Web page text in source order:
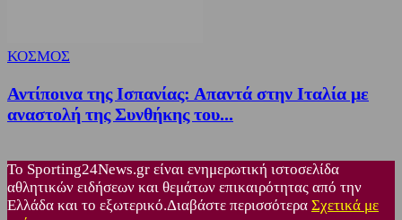
ΚΟΣΜΟΣ
Αντίποινα της Ισπανίας: Απαντά στην Ιταλία με
αναστολή της Συνθήκης του...
Το Sporting24News.gr είναι ενημερωτική ιστοσελίδα
αθλητικών ειδήσεων και θεμάτων επικαιρότητας από την
Ελλάδα και το εξωτερικό.Διαβάστε περισσότερα Σχετικά με